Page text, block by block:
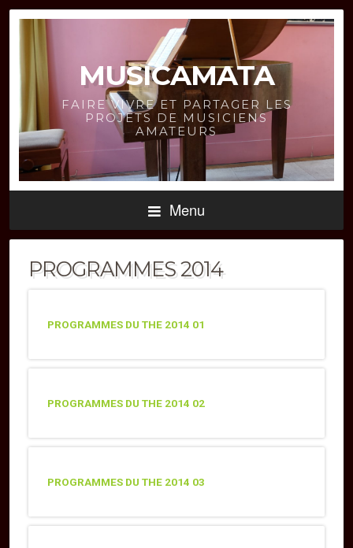
MUSICAMATA
FAIRE VIVRE ET PARTAGER LES
PROJETS DE MUSICIENS
AMATEURS
Menu
PROGRAMMES 2014
PROGRAMMES DU THE 2014 01
PROGRAMMES DU THE 2014 02
PROGRAMMES DU THE 2014 03